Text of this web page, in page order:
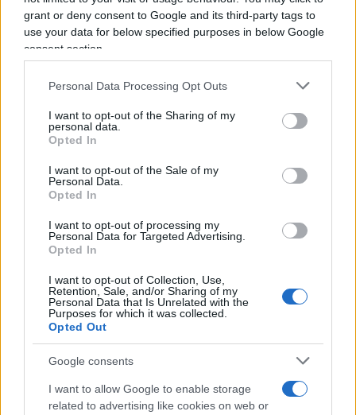
grant or deny consent to Google and its third-party tags to
use your data for below specified purposes in below Google
consent section.
Personal Data Processing Opt Outs
I want to opt-out of the Sharing of my
personal data.
Opted In
I want to opt-out of the Sale of my
Personal Data.
Opted In
I want to opt-out of processing my
Personal Data for Targeted Advertising.
Opted In
I want to opt-out of Collection, Use,
Retention, Sale, and/or Sharing of my
Personal Data that Is Unrelated with the
Purposes for which it was collected.
Opted Out
Google consents
I want to allow Google to enable storage
related to advertising like cookies on web or
09:22Ilaria Salis, lo scontro Italia-Ungheria.
Vannacci sospeso, se conferma la
Economia, Vodafone non va così bene
mentreRemo Ruffini
fatturato.
Grazie per tutte le vostre donazioni!
Leggi i commenti